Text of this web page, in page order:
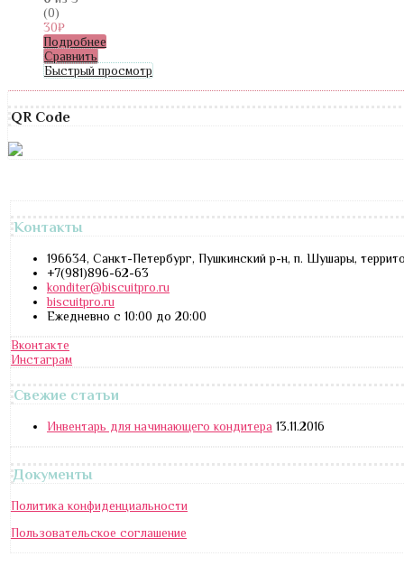
(0)
30₽
Подробнее
Сравнить
Быстрый просмотр
QR Code
Контакты
196634, Санкт-Петербург, Пушкинский р-н, п. Шушары,
+7(981)896-62-63
konditer@biscuitpro.ru
biscuitpro.ru
Ежедневно с 10:00 до 20:00
Вконтакте
Инстаграм
Свежие статьи
Инвентарь для начинающего кондитера 13.11.2016
Документы
Политика конфиденциальности
Пользовательское соглашение